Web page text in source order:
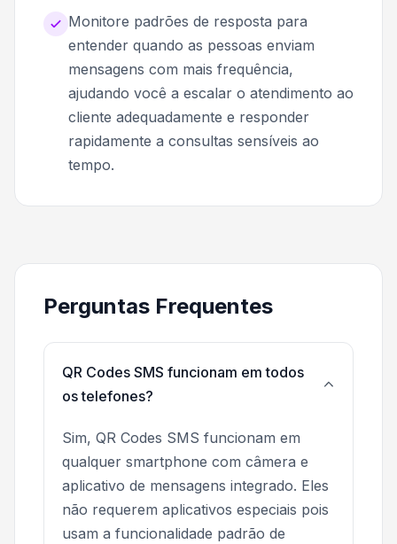
Monitore padrões de resposta para
entender quando as pessoas enviam
mensagens com mais frequência,
ajudando você a escalar o atendimento ao
cliente adequadamente e responder
rapidamente a consultas sensíveis ao
tempo.
Perguntas Frequentes
QR Codes SMS funcionam em todos
os telefones?
Sim, QR Codes SMS funcionam em
qualquer smartphone com câmera e
aplicativo de mensagens integrado. Eles
não requerem aplicativos especiais pois
usam a funcionalidade padrão de